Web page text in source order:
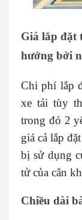
Giá lắp đặt
hưởng bởi
Chi phí lắp
xe tải tùy
trong đó 2
giá cả lắp
bị sử dụng
tử của cân
Chiều dài